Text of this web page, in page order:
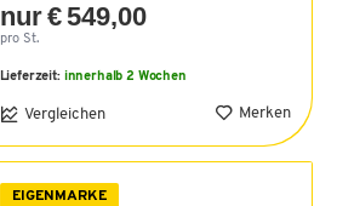
nur € 549,00
pro St.
Lieferzeit: innerhalb 2 Wochen
Vergleichen Merken
EIGENMARKE